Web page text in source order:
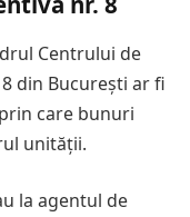
Centrului de
din București ar fi
care bunuri
unității.
la agentul de